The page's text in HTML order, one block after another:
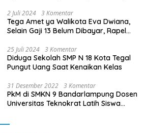
Lampung
2 Juli 2024 3 Komentar
Tega Amet ya Walikota Eva Dwiana,
Selain Gaji 13 Belum Dibayar, Rapel
Dibayar
25 Juli 2024 3 Komentar
Diduga Sekolah SMP N 18 Kota Tegal
Pungut Uang Saat Kenaikan Kelas
31 Desember 2022 3 Komentar
PkM di SMKN 9 Bandarlampung Dosen
Universitas Teknokrat Latih Siswa